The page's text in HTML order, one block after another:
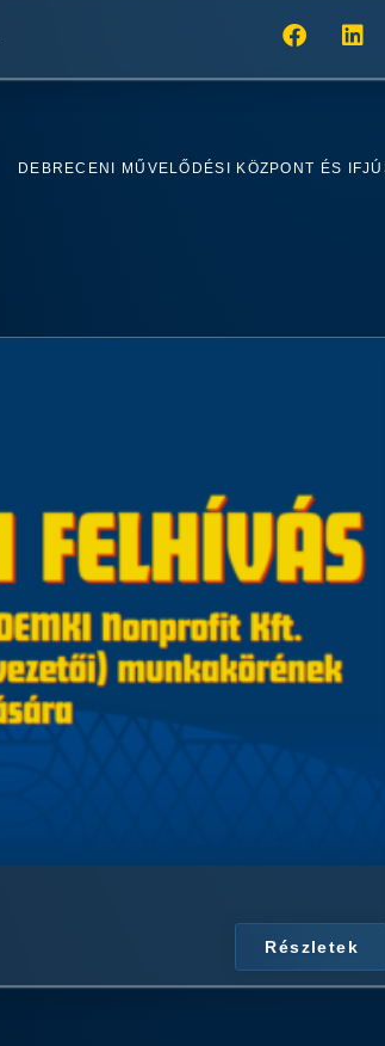
DEBRECENI MŰVELŐDÉSI KÖZPONT ÉS
Részletek